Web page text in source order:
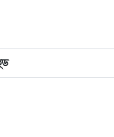
না: স্বরাষ্ট্রমন্ত্রী
না হলে সেটা জাতির